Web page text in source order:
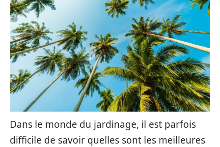
Dans le monde du jardinage, il est parfois
difficile de savoir quelles sont les meilleures